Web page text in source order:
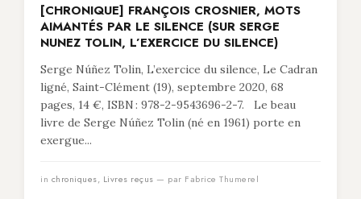
[CHRONIQUE] FRANÇOIS CROSNIER, MOTS
AIMANTÉS PAR LE SILENCE (SUR SERGE
NUNEZ TOLIN, L’EXERCICE DU SILENCE)
Serge Núñez Tolin, L’exercice du silence, Le Cadran
ligné, Saint-Clément (19), septembre 2020, 68
pages, 14 €, ISBN : 978-2-9543696-2-7. Le beau
livre de Serge Núñez Tolin (né en 1961) porte en
exergue...
in chroniques, Livres reçus — par Fabrice Thumerel